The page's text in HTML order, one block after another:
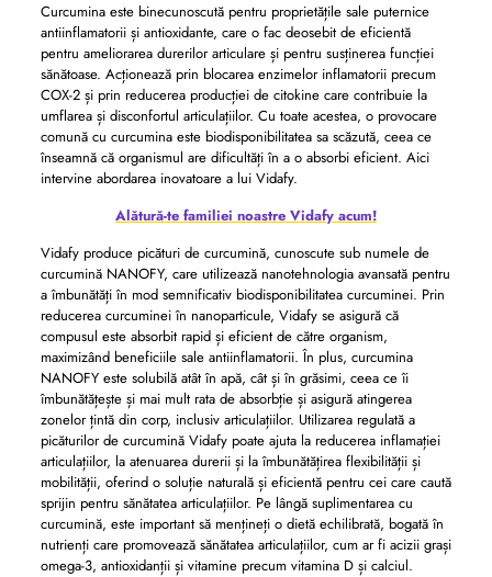
Curcumina este binecunoscută pentru proprietățile sale puternice
antiinflamatorii și antioxidante, care o fac deosebit de eficientă
pentru ameliorarea durerilor articulare și pentru susținerea funcției
sănătoase. Acționează prin blocarea enzimelor inflamatorii precum
COX-2 și prin reducerea producției de citokine care contribuie la
umflarea și disconfortul articulațiilor. Cu toate acestea, o provocare
comună cu curcumina este biodisponibilitatea sa scăzută, ceea ce
înseamnă că organismul are dificultăți în a o absorbi eficient. Aici
intervine abordarea inovatoare a lui Vidafy.
Alătură-te familiei noastre Vidafy acum!
Vidafy produce picături de curcumină, cunoscute sub numele de
curcumină NANOFY, care utilizează nanotehnologia avansată pentru
a îmbunătăți în mod semnificativ biodisponibilitatea curcuminei. Prin
reducerea curcuminei în nanoparticule, Vidafy se asigură că
compusul este absorbit rapid și eficient de către organism,
maximizând beneficiile sale antiinflamatorii. În plus, curcumina
NANOFY este solubilă atât în ​​apă, cât și în grăsimi, ceea ce îi
îmbunătățește și mai mult rata de absorbție și asigură atingerea
zonelor țintă din corp, inclusiv articulațiilor. Utilizarea regulată a
picăturilor de curcumină Vidafy poate ajuta la reducerea inflamației
articulațiilor, la atenuarea durerii și la îmbunătățirea flexibilității și
mobilității, oferind o soluție naturală și eficientă pentru cei care caută
sprijin pentru sănătatea articulațiilor. Pe lângă suplimentarea cu
curcumină, este important să mențineți o dietă echilibrată, bogată în
nutrienți care promovează sănătatea articulațiilor, cum ar fi acizii grași
omega-3, antioxidanții și vitamine precum vitamina D și calciul.